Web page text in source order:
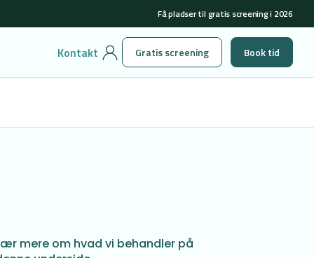
Få pladser til gratis screening i 2026
Kontakt Gratis screening Book tid
mere om hvad vi behandler på